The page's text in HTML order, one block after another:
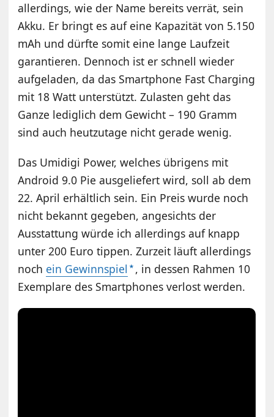
allerdings, wie der Name bereits verrät, sein
Akku. Er bringt es auf eine Kapazität von 5.150
mAh und dürfte somit eine lange Laufzeit
garantieren. Dennoch ist er schnell wieder
aufgeladen, da das Smartphone Fast Charging
mit 18 Watt unterstützt. Zulasten geht das
Ganze lediglich dem Gewicht – 190 Gramm
sind auch heutzutage nicht gerade wenig.
Das Umidigi Power, welches übrigens mit
Android 9.0 Pie ausgeliefert wird, soll ab dem
22. April erhältlich sein. Ein Preis wurde noch
nicht bekannt gegeben, angesichts der
Ausstattung würde ich allerdings auf knapp
unter 200 Euro tippen. Zurzeit läuft allerdings
noch ein Gewinnspiel
, in dessen Rahmen 10
Exemplare des Smartphones verlost werden.